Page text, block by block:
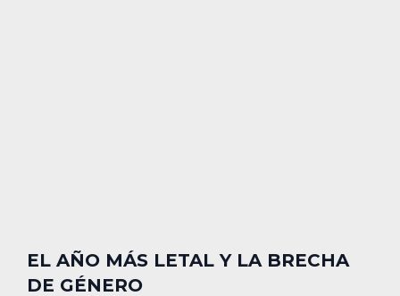
EL AÑO MÁS LETAL Y LA BRECHA
DE GÉNERO